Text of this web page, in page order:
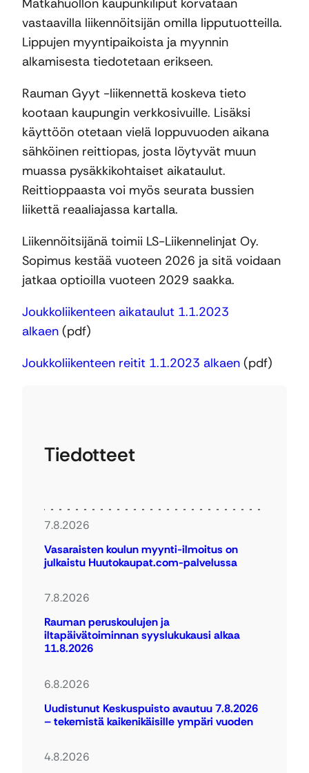
Matkahuollon kaupunkiliput korvataan
vastaavilla liikennöitsijän omilla lipputuotteilla.
Lippujen myyntipaikoista ja myynnin
alkamisesta tiedotetaan erikseen.
Rauman Gyyt -liikennettä koskeva tieto
kootaan kaupungin verkkosivuille. Lisäksi
käyttöön otetaan vielä loppuvuoden aikana
sähköinen reittiopas, josta löytyvät muun
muassa pysäkkikohtaiset aikataulut.
Reittioppaasta voi myös seurata bussien
liikettä reaaliajassa kartalla.
Liikennöitsijänä toimii LS-Liikennelinjat Oy.
Sopimus kestää vuoteen 2026 ja sitä voidaan
jatkaa optioilla vuoteen 2029 saakka.
Joukkoliikenteen aikataulut 1.1.2023
alkaen (pdf)
Joukkoliikenteen reitit 1.1.2023 alkaen (pdf)
Tiedotteet
7.8.2026
Vasaraisten koulun myynti-ilmoitus on
julkaistu Huutokaupat.com-palvelussa
7.8.2026
Rauman peruskoulujen ja
iltapäivätoiminnan syyslukukausi alkaa
11.8.2026
6.8.2026
Uudistunut Keskuspuisto avautuu 7.8.2026
– tekemistä kaikenikäisille ympäri vuoden
4.8.2026